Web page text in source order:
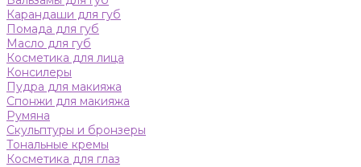
Карандаши для губ
Помада для губ
Масло для губ
Косметика для лица
Консилеры
Пудра для макияжа
Спонжи для макияжа
Румяна
Скульптуры и бронзеры
Тональные кремы
Косметика для глаз